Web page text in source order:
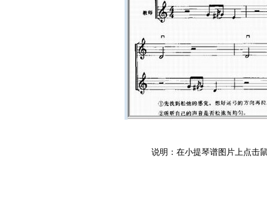
说明：在小提琴谱图片上点击